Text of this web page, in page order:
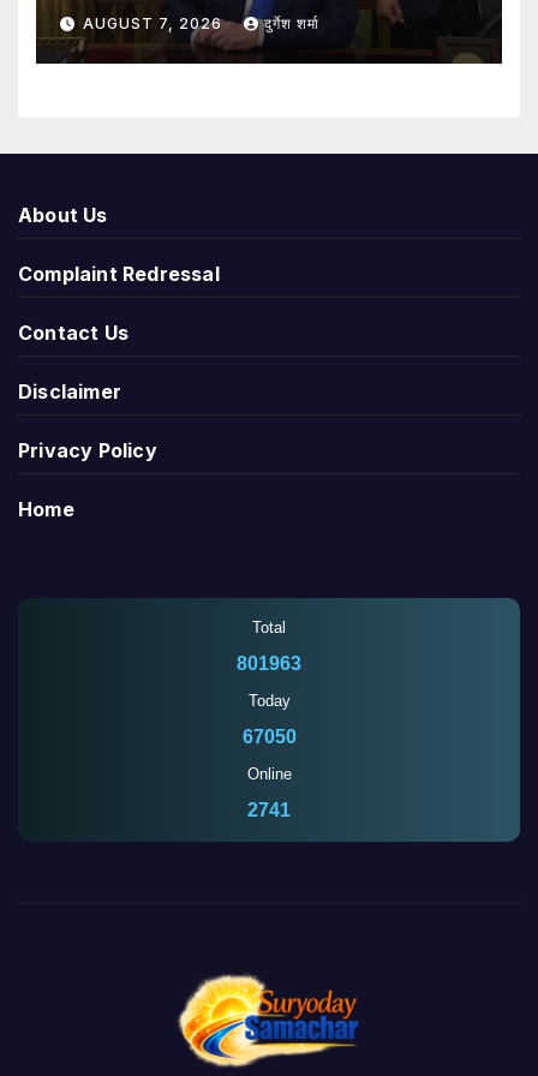
AUGUST 7, 2026 दुर्गेश शर्मा
About Us
Complaint Redressal
Contact Us
Disclaimer
Privacy Policy
Home
Total
801963
Today
67050
Online
2745